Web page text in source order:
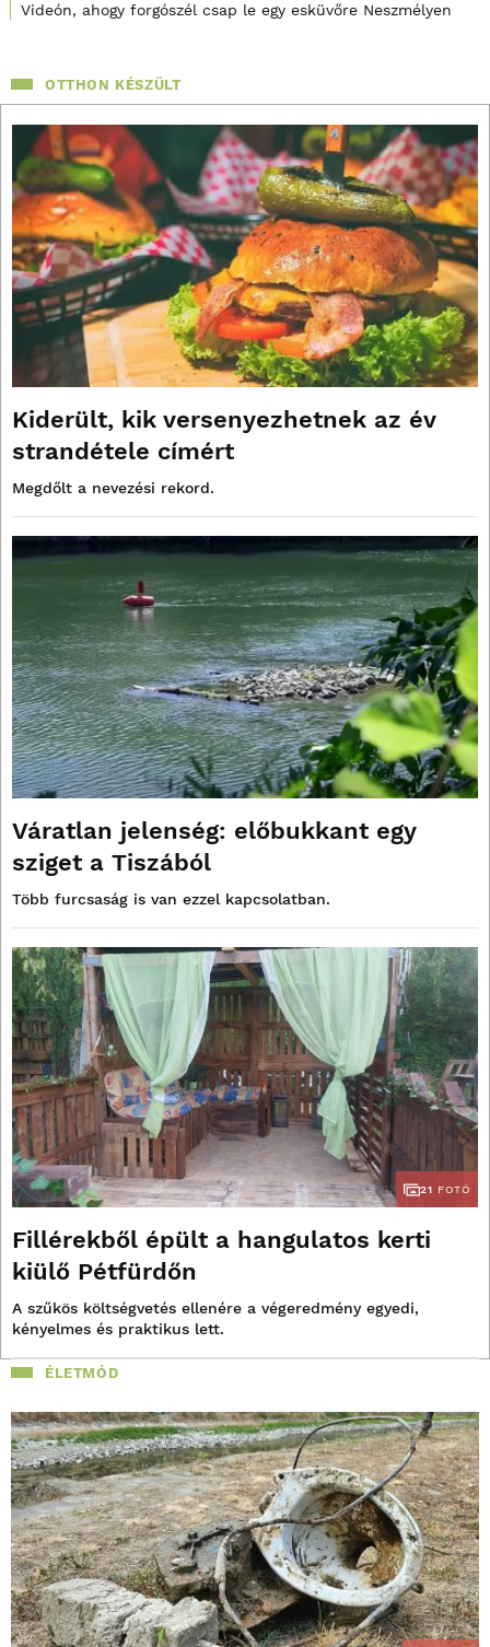
Videón, ahogy forgószél csap le egy esküvőre Neszmélyen
OTTHON KÉSZÜLT
Kiderült, kik versenyezhetnek az év
strandétele címért
Megdőlt a nevezési rekord.
Váratlan jelenség: előbukkant egy
sziget a Tiszából
Több furcsaság is van ezzel kapcsolatban.
21 FOTÓ
Fillérekből épült a hangulatos kerti
kiülő Pétfürdőn
A szűkös költségvetés ellenére a végeredmény egyedi,
kényelmes és praktikus lett.
ÉLETMÓD